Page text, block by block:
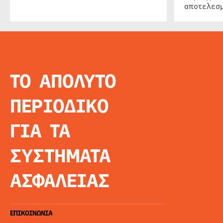
ΤΟ ΑΠΟΛΥΤΟ
ΠΕΡΙΟΔΙΚΟ
ΓΙΑ ΤΑ
ΣΥΣΤΗΜΑΤΑ
ΑΣΦΑΛΕΙΑΣ
ΕΠΙΚΟΙΝΩΝΙΑ